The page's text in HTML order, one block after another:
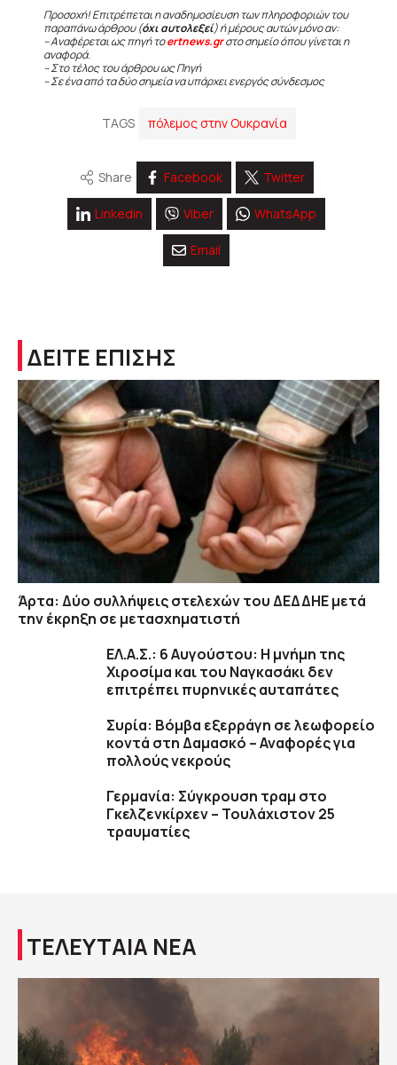
Προσοχή! Επιτρέπεται η αναδημοσίευση των πληροφοριών του
παραπάνω άρθρου (όχι αυτολεξεί) ή μέρους αυτών μόνο αν:
– Αναφέρεται ως πηγή τοertnews.grστο σημείο όπου γίνεται η
αναφορά.
– Στο τέλος του άρθρου ως Πηγή
– Σε ένα από τα δύο σημεία να υπάρχει ενεργός σύνδεσμος
TAGS πόλεμος στην Ουκρανία
Share Facebook Twitter
Linkedin Viber WhatsApp
Email
ΔΕΙΤΕ ΕΠΙΣΗΣ
Άρτα: Δύο συλλήψεις στελεχών του ΔΕΔΔΗΕ μετά
την έκρηξη σε μετασχηματιστή
ΕΛ.Α.Σ.: 6 Αυγούστου: Η μνήμη της
Χιροσίμα και του Ναγκασάκι δεν
επιτρέπει πυρηνικές αυταπάτες
Συρία: Βόμβα εξερράγη σε λεωφορείο
κοντά στη Δαμασκό – Αναφορές για
πολλούς νεκρούς
Γερμανία: Σύγκρουση τραμ στο
Γκελζενκίρχεν – Τουλάχιστον 25
τραυματίες
ΤΕΛΕΥΤΑΙΑ ΝΕΑ